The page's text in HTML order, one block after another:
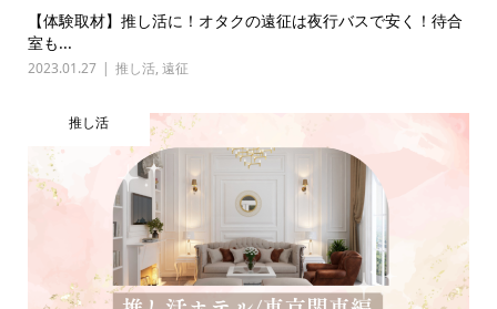
【体験取材】推し活に！オタクの遠征は夜行バスで安く！待合
室も...
2023.01.27 推し活, 遠征
推し活